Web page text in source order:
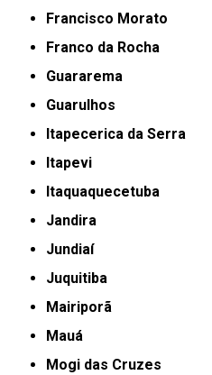
Francisco Morato
Franco da Rocha
Guararema
Guarulhos
Itapecerica da Serra
Itapevi
Itaquaquecetuba
Jandira
Jundiaí
Juquitiba
Mairiporã
Mauá
Mogi das Cruzes